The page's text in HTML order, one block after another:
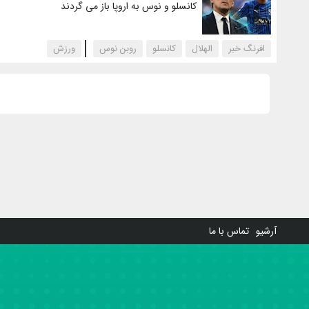
کانسلو و نوس به اروپا باز می گردند
افرنگ خبر الهلال کانسلو روبن نوس ‌ورزش
آرشیو تماس با ما